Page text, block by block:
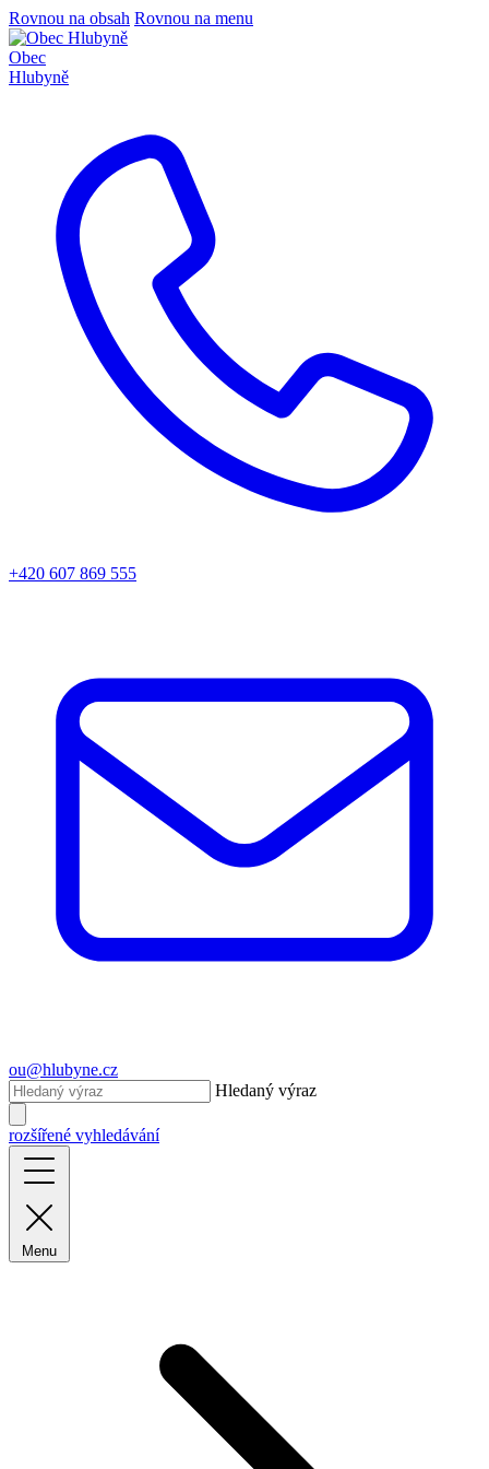
Rovnou na obsah Rovnou na menu
Obec
Hlubyně
+420 607 869 555
ou@hlubyne.cz
Hledaný výraz
rozšířené vyhledávání
Menu